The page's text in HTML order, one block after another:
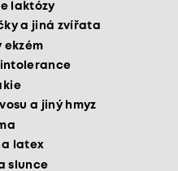
laktózy
a jiná zvířata
ekzém
intolerance
a jiný hmyz
latex
slunce